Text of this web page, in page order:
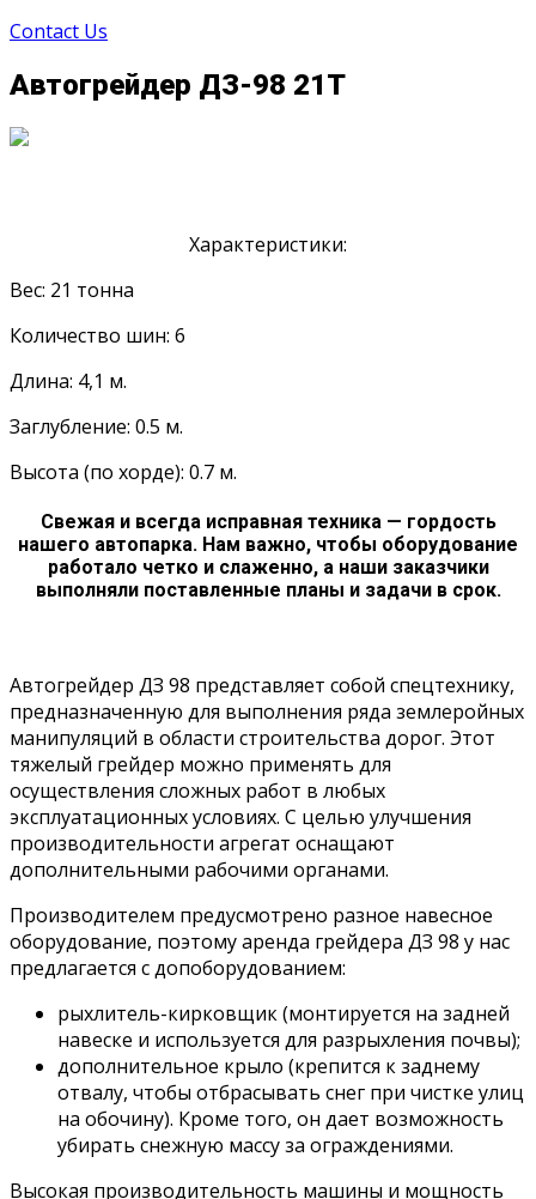
Contact Us
Автогрейдер ДЗ-98 21Т
Характеристики:
Вес: 21 тонна
Количество шин: 6
Длина: 4,1 м.
Заглубление: 0.5 м.
Высота (по хорде): 0.7 м.
Свежая и всегда исправная техника — гордость
нашего автопарка. Нам важно, чтобы оборудование
работало четко и слаженно, а наши заказчики
выполняли поставленные планы и задачи в срок.
Автогрейдер ДЗ 98 представляет собой спецтехнику,
предназначенную для выполнения ряда землеройных
манипуляций в области строительства дорог. Этот
тяжелый грейдер можно применять для
осуществления сложных работ в любых
эксплуатационных условиях. С целью улучшения
производительности агрегат оснащают
дополнительными рабочими органами.
Производителем предусмотрено разное навесное
оборудование, поэтому аренда грейдера ДЗ 98 у нас
предлагается с допоборудованием:
рыхлитель-кирковщик (монтируется на задней
навеске и используется для разрыхления почвы);
дополнительное крыло (крепится к заднему
отвалу, чтобы отбрасывать снег при чистке улиц
на обочину). Кроме того, он дает возможность
убирать снежную массу за ограждениями.
Высокая производительность машины и мощность